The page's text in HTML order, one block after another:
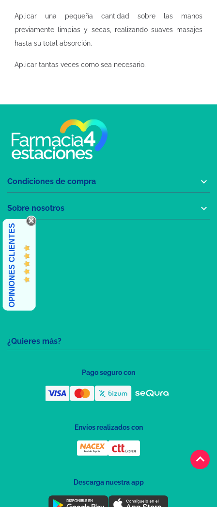
Aplicar una pequeña cantidad sobre las manos
previamente limpias y secas, realizando suaves masajes
hasta su total absorción.
Aplicar tantas veces como sea necesario.
keyboard_arrow_up
¿Quieres más?
Condiciones de compra 
Sobre nosotros 
OPINIONES CLIENTES
Pago seguro con
Envíos realizados con
Descarga nuestra app